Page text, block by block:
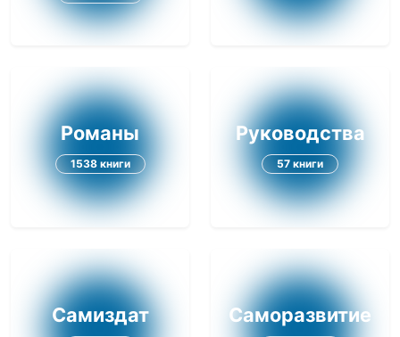
Романы
1538 книги
Руководства
57 книги
Самиздат Саморазвитие